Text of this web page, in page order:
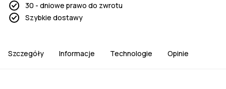
30 - dniowe prawo do zwrotu
Szybkie dostawy
Szczegóły Informacje Technologie Opinie